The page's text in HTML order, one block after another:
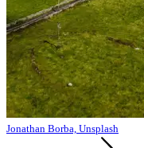
Jonathan Borba, Unsplash